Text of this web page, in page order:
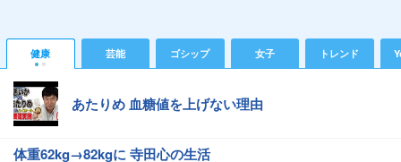
健康 芸能 ゴシップ 女子 トレンド
あたりめ 血糖値を上げない理由
体重62kg→82kgに 寺田心の生活